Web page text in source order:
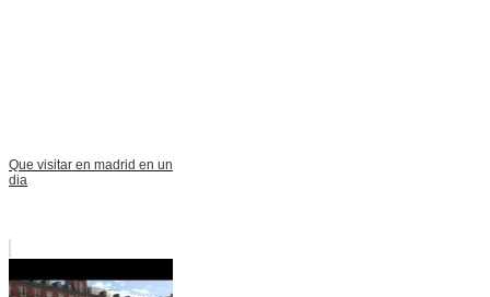
Que visitar en madrid en un
dia